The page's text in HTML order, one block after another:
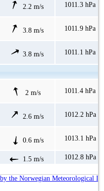
2.2 m/s 1011.3 hPa
3.8 m/s 1011.9 hPa
3.8 m/s 1011.1 hPa
2 m/s 1011.4 hPa
2.6 m/s 1012.2 hPa
0.6 m/s 1013.1 hPa
1.5 m/s 1012.8 hPa
the Norwegian Meteorological